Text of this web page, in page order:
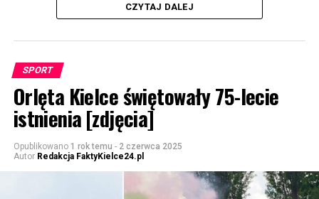
CZYTAJ DALEJ
SPORT
Orlęta Kielce świętowały 75-lecie
istnienia [zdjęcia]
Opublikowano 1 rok temu - 2 czerwca 2025
Autor Redakcja FaktyKielce24.pl